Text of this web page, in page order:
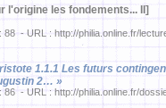
l'origine les fondements... II]
- URL : http://philia.online.fr/
1.1.1 Les futurs
2… »
- URL : http://philia.online.fr/